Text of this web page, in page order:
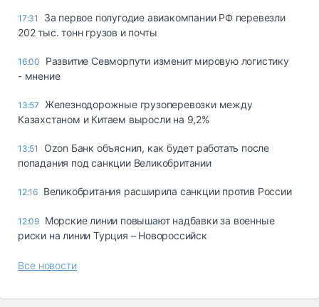
17:31
За первое полугодие авиакомпании РФ перевезли
202 тыс. тонн грузов и почты
16:00
Развитие Севморпути изменит мировую логистику
- мнение
13:57
Железнодорожные грузоперевозки между
Казахстаном и Китаем выросли на 9,2%
13:51
Ozon Банк объяснил, как будет работать после
попадания под санкции Великобритании
12:16 Великобритания расширила санкции против России
12:09 Морские линии повышают надбавки за военные
риски на линии Турция – Новороссийск
Все новости